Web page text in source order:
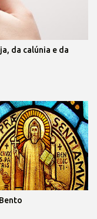
da calúnia e da